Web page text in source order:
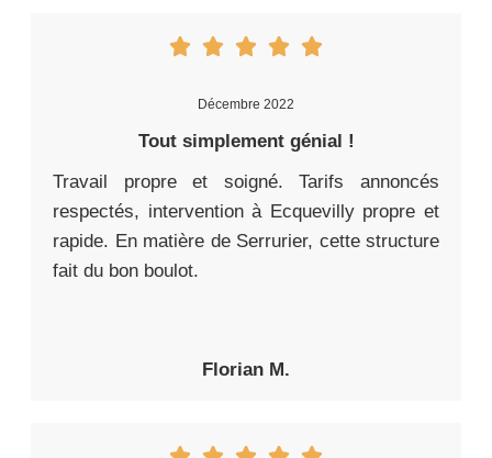
Décembre 2022
Tout simplement génial !
Travail propre et soigné. Tarifs annoncés
respectés, intervention à Ecquevilly propre et
rapide. En matière de Serrurier, cette structure
fait du bon boulot.
Florian M.